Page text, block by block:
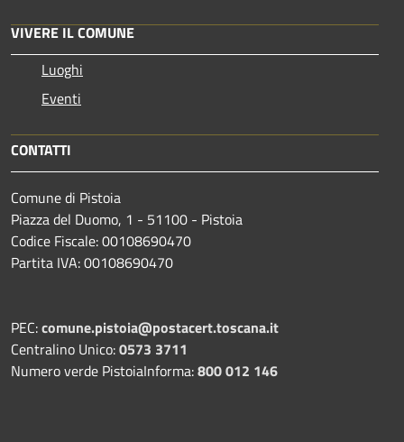
VIVERE IL COMUNE
Luoghi
Eventi
CONTATTI
Comune di Pistoia
Piazza del Duomo, 1 - 51100 - Pistoia
Codice Fiscale: 00108690470
Partita IVA: 00108690470
PEC:comune.pistoia@postacert.toscana.it
Centralino Unico:0573 3711
Numero verde PistoiaInforma:800 012 146